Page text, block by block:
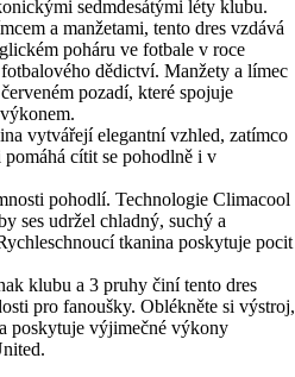
sedmdesátými léty klubu.
a manžetami, tento dres vzdává
poháru ve fotbale v roce
dědictví. Manžety a límec
pozadí, které spojuje
vytvářejí elegantní vzhled, zatímco
cítit se pohodlně i v
pohodlí. Technologie Climacool
ses udržel chladný, suchý a
tkanina poskytuje pocit
klubu a 3 pruhy činí tento dres
pro fanoušky. Oblékněte si výstroj,
poskytuje výjimečné výkony